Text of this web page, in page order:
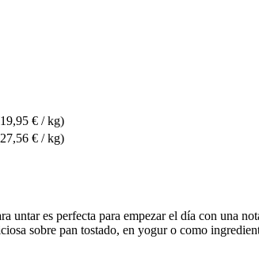
€ / kg)
€ / kg)
es perfecta para empezar el día con una
sobre pan tostado, en yogur o como